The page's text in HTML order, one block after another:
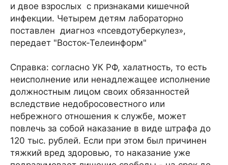
и двое взрослых с признаками кишечной
инфекции. Четырем детям лабораторно
поставлен диагноз «псевдотуберкулез»,
передает "Восток-Телеинформ"
Справка: согласно УК РФ, халатность, то есть
неисполнение или ненадлежащее исполнение
должностным лицом своих обязанностей
вследствие недобросовестного или
небрежного отношения к службе, может
повлечь за собой наказание в виде штрафа до
120 тыс. рублей. Если при этом был причинен
тяжкий вред здоровью, то наказание уже